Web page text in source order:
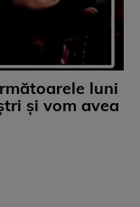
luni
și vom avea